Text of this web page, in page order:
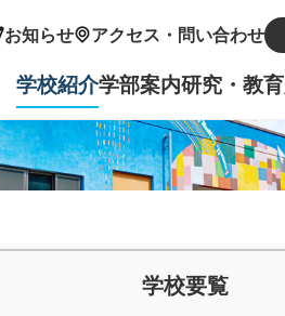
お知らせ アクセス・問い合わせ
学校紹介学部案内研究・教育
学校要覧
ホーム
学部紹介